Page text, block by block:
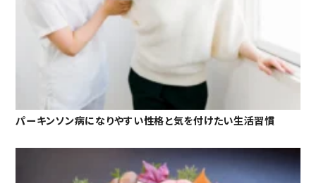
パーキンソン病になりやすい性格と気を付けたい生活習慣